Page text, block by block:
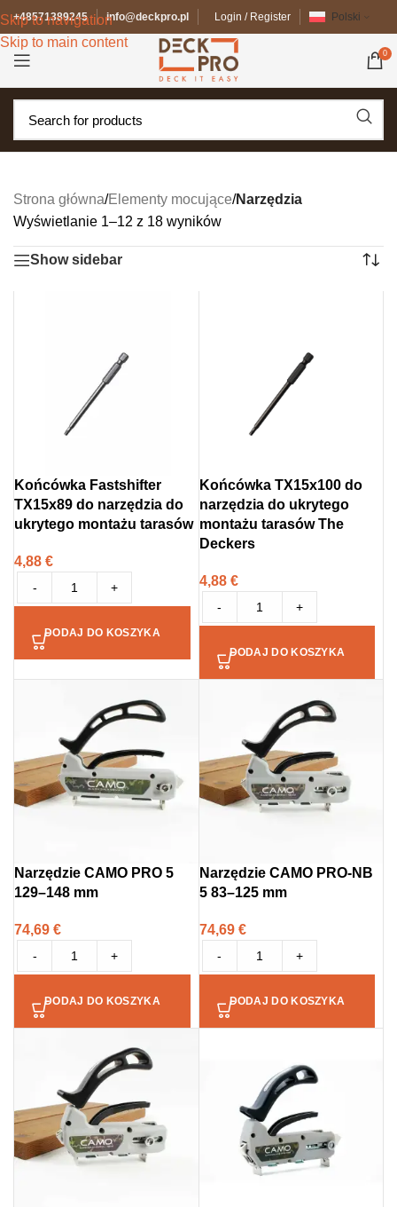
Skip to navigation
Skip to main content
+48571389245 info@deckpro.pl Login / Register Polski
0
Strona główna/Elementy mocujące/Narzędzia
Wyświetlanie 1–12 z 18 wyników
Show sidebar
Końcówka Fastshifter
TX15x89 do narzędzia do
ukrytego montażu tarasów
4,88 €
- +
DODAJ DO KOSZYKA
Końcówka TX15x100 do
narzędzia do ukrytego
montażu tarasów The
Deckers
4,88 €
- +
DODAJ DO KOSZYKA
Narzędzie CAMO PRO 5
129–148 mm
74,69 €
- +
DODAJ DO KOSZYKA
Narzędzie CAMO PRO-NB
5 83–125 mm
74,69 €
- +
DODAJ DO KOSZYKA